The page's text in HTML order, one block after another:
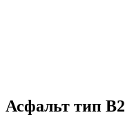
Асфальт тип В2